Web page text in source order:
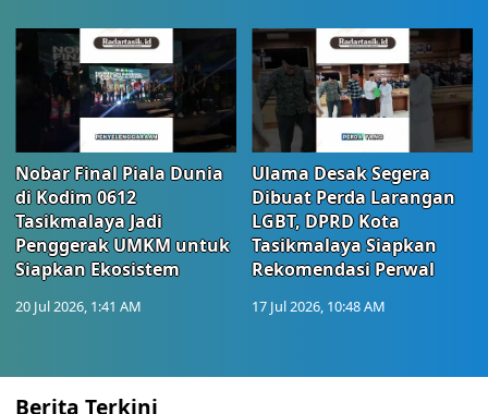
Nobar Final Piala Dunia
di Kodim 0612
Tasikmalaya Jadi
Penggerak UMKM untuk
Siapkan Ekosistem
20 Jul 2026, 1:41 AM
Ulama Desak Segera
Dibuat Perda Larangan
LGBT, DPRD Kota
Tasikmalaya Siapkan
Rekomendasi Perwal
17 Jul 2026, 10:48 AM
Berita Terkini